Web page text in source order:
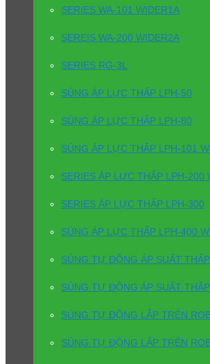
SERIES WA-101 WIDER1A
SEREIS WA-200 WIDER2A
SERIES RG-3L
SÚNG ÁP LỰC THẤP LPH-50
SÚNG ÁP LỰC THẤP LPH-80
SÚNG ÁP LỰC THẤP LPH-101
SERIES ÁP LỰC THẤP LPH-200
SERIES ÁP LỰC THẤP LPH-300
SÚNG ÁP LỰC THẤP LPH-400
SÚNG TỰ ĐỘNG ÁP SUẤT
SÚNG TỰ ĐỘNG ÁP SUẤT
SÚNG TỰ ĐỘNG LẮP TRÊN
SÚNG TỰ ĐỘNG LẮP TRÊN